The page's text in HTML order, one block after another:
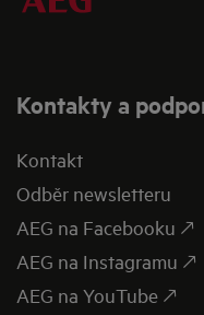
Kontakty a
Kontakt
Odběr newsletteru
AEG na Facebooku 🡕
AEG na Instagramu 🡕
AEG na YouTube 🡕